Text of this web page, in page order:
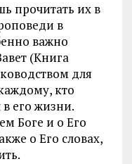
прочитать их в
в
важно
(Книга
для
кто
в его жизни.
Боге и о Его
о Его словах,